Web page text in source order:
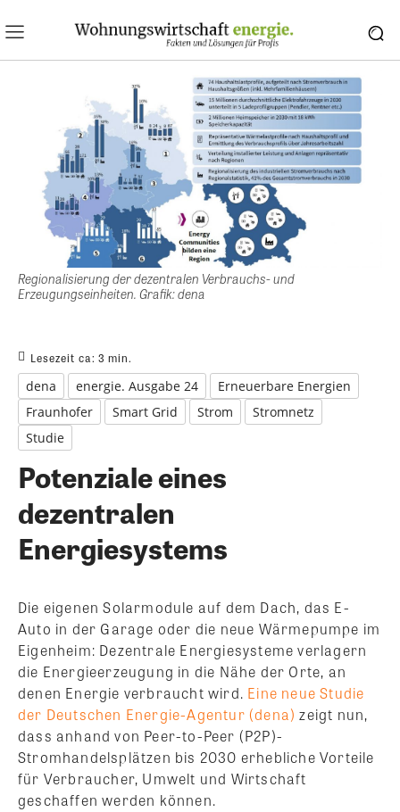
Regionalisierung der dezentralen Verbrauchs- und
Erzeugungseinheiten. Grafik: dena
Lesezeit ca: 3 min.
dena energie. Ausgabe 24
Erneuerbare Energien
Fraunhofer
Smart Grid Strom
Stromnetz
Studie
Potenziale eines
dezentralen
Energiesystems
Die eigenen Solarmodule auf dem Dach, das E-
Auto in der Garage oder die neue Wärmepumpe im
Eigenheim: Dezentrale Energiesysteme verlagern
die Energieerzeugung in die Nähe der Orte, an
denen Energie verbraucht wird. Eine neue Studie
der Deutschen Energie-Agentur (dena) zeigt nun,
dass anhand von Peer-to-Peer (P2P)-
Stromhandelsplätzen bis 2030 erhebliche Vorteile
für Verbraucher, Umwelt und Wirtschaft
geschaffen werden können.